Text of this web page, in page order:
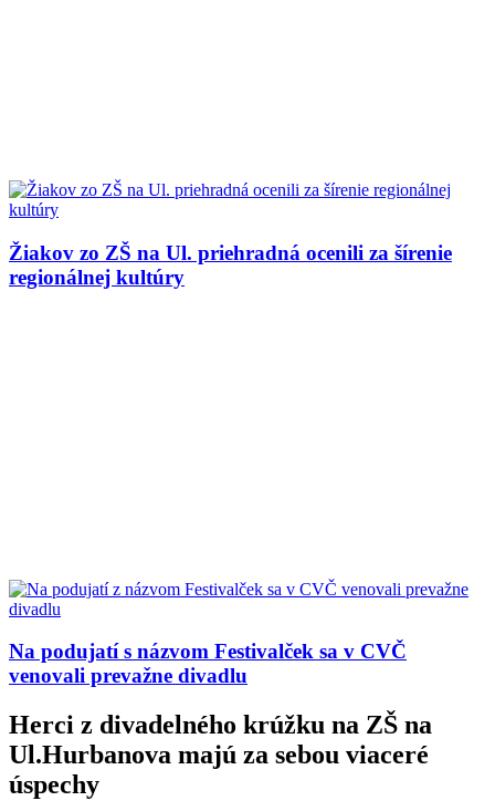
Žiakov zo ZŠ na Ul. priehradná ocenili za šírenie
regionálnej kultúry
Na podujatí s názvom Festivalček sa v CVČ
venovali prevažne divadlu
Herci z divadelného krúžku na ZŠ na
Ul.Hurbanova majú za sebou viaceré
úspechy